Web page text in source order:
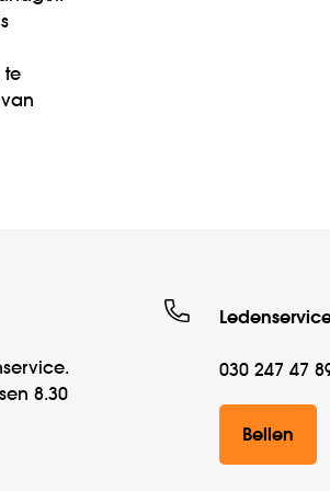
te
8.30
030 247 47
Bellen